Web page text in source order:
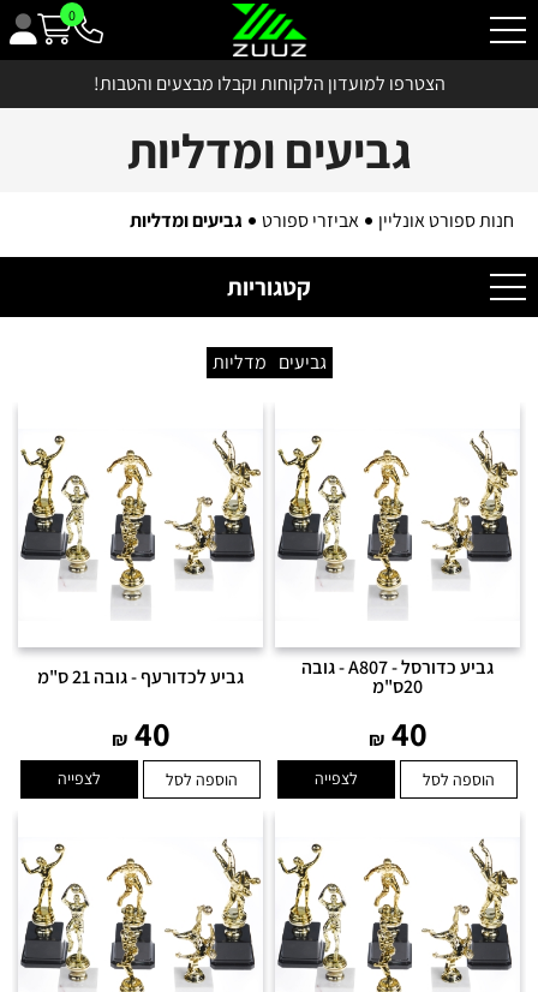
0
הצטרפו למועדון הלקוחות וקבלו מבצעים והטבות!
גביעים ומדליות
חנות ספורט אונליין אביזרי ספורט גביעים ומדליות
קטגוריות
גביעים מדליות
גביע כדורסל - A807 - גובה
20ס"מ
40
₪
הוספה לסל לצפייה
גביע לכדורעף - גובה 21 ס"מ
40
₪
הוספה לסל לצפייה